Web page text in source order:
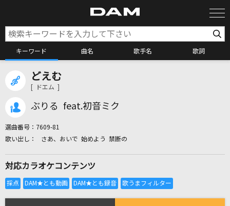
キーワード 曲名 歌手名 歌詞
全国りれき
どえむ
[ ドエム ]
ぶりる feat.初音ミク
選曲番号： 7609-81
さあ、おいで 始めよう 禁断の
対応カラオケコンテンツ